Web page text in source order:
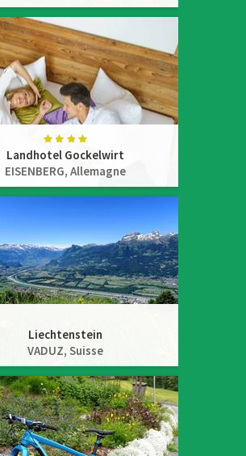
Landhotel Gockelwirt
EISENBERG, Allemagne
Liechtenstein
VADUZ, Suisse